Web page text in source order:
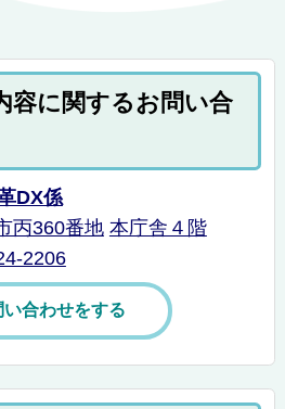
容に関するお問い合
DX係
丙360番地 本庁舎４階
2206
合わせをする